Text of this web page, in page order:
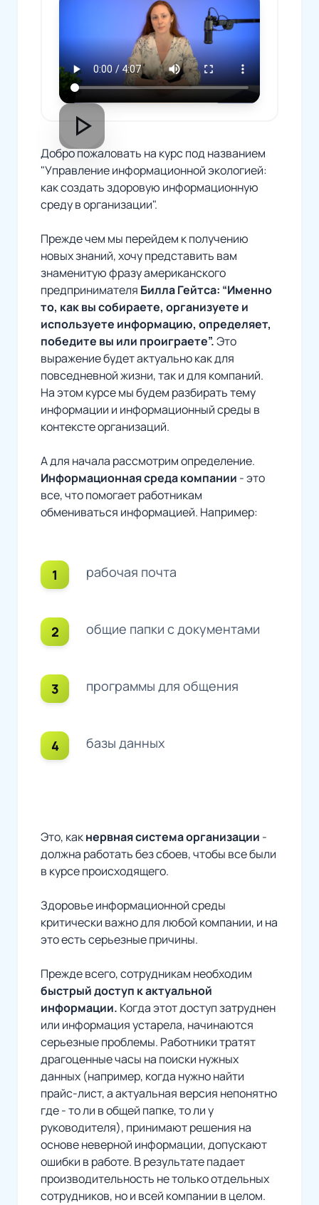
play_arrow
Добро пожаловать на курс под названием
"Управление информационной экологией:
как создать здоровую информационную
среду в организации".
Прежде чем мы перейдем к получению
новых знаний, хочу представить вам
знаменитую фразу американского
предпринимателя Билла Гейтса: “Именно
то, как вы собираете, организуете и
используете информацию, определяет,
победите вы или проиграете”.Это
выражение будет актуально как для
повседневной жизни, так и для компаний.
На этом курсе мы будем разбирать тему
информации и информационный среды в
контексте организаций.
А для начала рассмотрим определение.
Информационная среда компании - это
все, что помогает работникам
обмениваться информацией. Например:
рабочая почта
общие папки с документами
программы для общения
базы данных
Это, какнервная система организации -
должна работать без сбоев, чтобы все были
в курсе происходящего.
Здоровье информационной среды
критически важно для любой компании, и на
это есть серьезные причины.
Прежде всего, сотрудникам необходим
быстрый доступ к актуальной
информации. Когда этот доступ затруднен
или информация устарела, начинаются
серьезные проблемы. Работники тратят
драгоценные часы на поиски нужных
данных (например, когда нужно найти
прайс-лист, а актуальная версия непонятно
где - то ли в общей папке, то ли у
руководителя), принимают решения на
основе неверной информации, допускают
ошибки в работе. В результате падает
производительность не только отдельных
сотрудников, но и всей компании в целом.